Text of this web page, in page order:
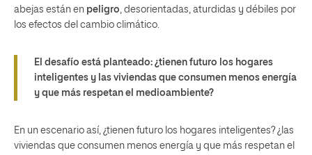
abejas están en peligro , desorientadas, aturdidas y débiles por
los efectos del cambio climático.
El desafío está planteado: ¿tienen futuro los hogares
inteligentes y las viviendas que consumen menos energía
y que más respetan el medioambiente?
En un escenario así, ¿tienen futuro los hogares inteligentes? ¿las
viviendas que consumen menos energía y que más respetan el